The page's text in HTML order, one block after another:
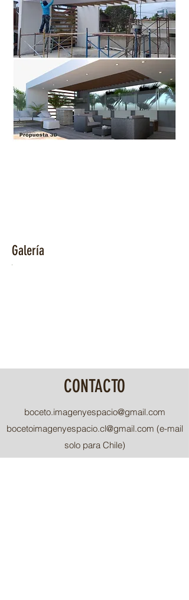
Galería
CONTACTO
boceto.imagenyespacio@gmail.com
bocetoimagenyespacio.cl@gmail.com (e-mail
solo para Chile)